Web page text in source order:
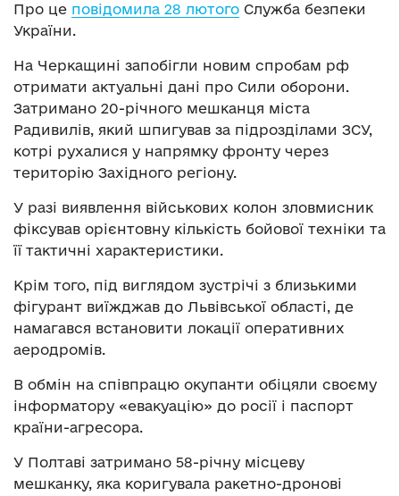
Про це повідомила 28 лютого Служба безпеки
України.
На Черкащині запобігли новим спробам рф
отримати актуальні дані про Сили оборони.
Затримано 20-річного мешканця міста
Радивилів, який шпигував за підрозділами ЗСУ,
котрі рухалися у напрямку фронту через
територію Західного регіону.
У разі виявлення військових колон зловмисник
фіксував орієнтовну кількість бойової техніки та
її тактичні характеристики.
Крім того, під виглядом зустрічі з близькими
фігурант виїжджав до Львівської області, де
намагався встановити локації оперативних
аеродромів.
В обмін на співпрацю окупанти обіцяли своєму
інформатору «евакуацію» до росії і паспорт
країни-агресора.
У Полтаві затримано 58-річну місцеву
мешканку, яка коригувала ракетно-дронові